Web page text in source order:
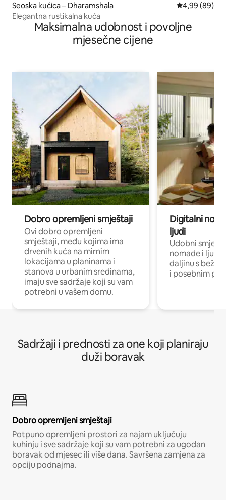
Seoska kućica – Dharamshala Prosječna
4,99 (89)
Elegantna rustikalna kuća
Maksimalna udobnost i povoljne
mjesečne cijene
Dobro opremljeni smještaji
Ovi dobro opremljeni
smještaji, među kojima ima
drvenih kuća na mirnim
lokacijama u planinama i
stanova u urbanim sredinama,
imaju sve sadržaje koji su vam
potrebni u vašem domu.
Digitalni
ljudi
Udobni
nomade i ljude
daljinu s
i posebnim
Sadržaji i prednosti za one koji planiraju
duži boravak
Dobro opremljeni smještaji
Potpuno opremljeni prostori za najam uključuju
kuhinju i sve sadržaje koji su vam potrebni za ugodan
boravak od mjesec ili više dana. Savršena zamjena za
opciju podnajma.